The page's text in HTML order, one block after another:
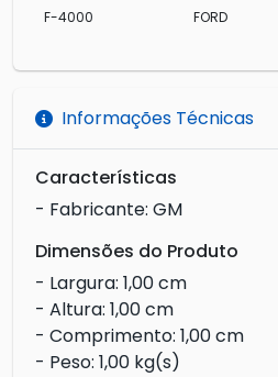
F-4000 FORD
Informações Técnicas
Características
- Fabricante: GM
Dimensões do Produto
- Largura: 1,00 cm
- Altura: 1,00 cm
- Comprimento: 1,00 cm
- Peso: 1,00 kg(s)